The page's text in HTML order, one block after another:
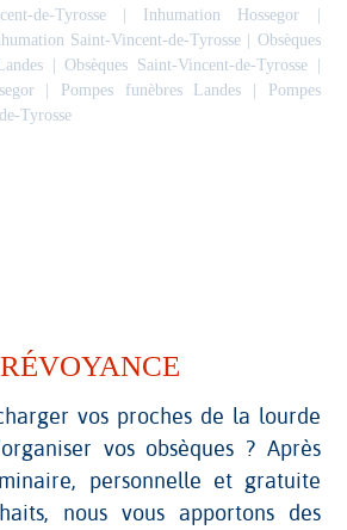
de-Tyrosse| Inhumation Hossegor
Saint-Vincent-de-Tyrosse
Obsèques
|Obsèques Saint-Vincent-de-Tyrosse
| Pompes funèbres Landes
Pompes
Tyrosse
vos proches de la lourde
vos obsèques ? Après
personnelle et gratuite
nous vous apportons des